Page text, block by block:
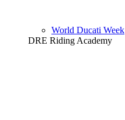
World Ducati Week
DRE Riding Academy